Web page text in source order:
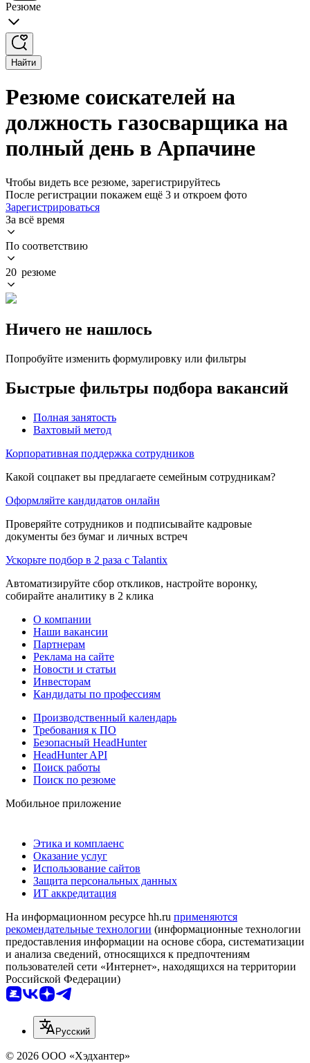
Резюме
Найти
Резюме соискателей на
должность газосварщика на
полный день в Арпачине
Чтобы видеть все резюме, зарегистрируйтесь
После регистрации покажем ещё 3 и откроем фото
Зарегистрироваться
За всё время
По соответствию
20 резюме
Ничего не нашлось
Попробуйте изменить формулировку или фильтры
Быстрые фильтры подбора вакансий
Полная занятость
Вахтовый метод
Корпоративная поддержка сотрудников
Какой соцпакет вы предлагаете семейным сотрудникам?
Оформляйте кандидатов онлайн
Проверяйте сотрудников и подписывайте кадровые
документы без бумаг и личных встреч
Ускорьте подбор в 2 раза с Talantix
Автоматизируйте сбор откликов, настройте воронку,
собирайте аналитику в 2 клика
О компании
Наши вакансии
Партнерам
Реклама на сайте
Новости и статьи
Инвесторам
Кандидаты по профессиям
Производственный календарь
Требования к ПО
Безопасный HeadHunter
HeadHunter API
Поиск работы
Поиск по резюме
Мобильное приложение
Этика и комплаенс
Оказание услуг
Использование сайтов
Защита персональных данных
ИТ аккредитация
На информационном ресурсе hh.ru применяются
рекомендательные технологии (информационные технологии
предоставления информации на основе сбора, систематизации
и анализа сведений, относящихся к предпочтениям
пользователей сети «Интернет», находящихся на территории
Российской Федерации)
Русский
© 2026 ООО «Хэдхантер»